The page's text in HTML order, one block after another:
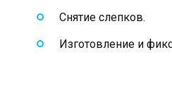
Снятие слепков.
Изготовление и